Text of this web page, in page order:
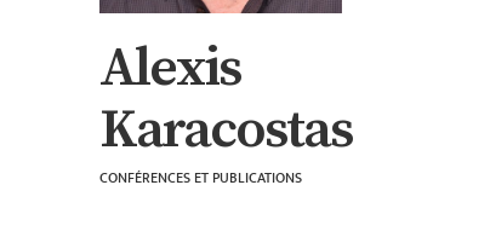
Alexis
Karacostas
CONFÉRENCES ET PUBLICATIONS